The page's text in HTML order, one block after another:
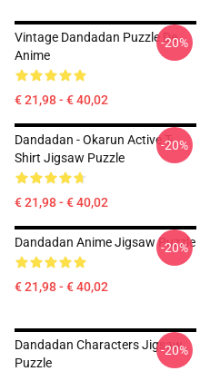
Vintage Dandadan Puzzle De
Anime
€ 21,98 - € 40,02
-20%
Dandadan - Okarun Active T-
Shirt Jigsaw Puzzle
€ 21,98 - € 40,02
-20%
Dandadan Anime Jigsaw Puzzle
€ 21,98 - € 40,02
-20%
Dandadan Characters Jigsaw
Puzzle
-20%